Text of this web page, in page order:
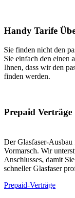
Handy Tarife
Sie finden nicht den
Sie einfach den einen
Ihnen, dass wir den
finden werden.
Prepaid Verträge
Der Glasfaser-Ausbau
Vormarsch. Wir
Anschlusses, damit
schneller Glasfaser
Prepaid-Verträge